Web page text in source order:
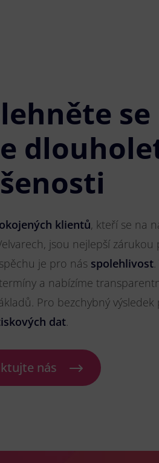
se
klientů, kteří se na
jsou nejlepší zárukou
je pro nás spolehlivost
a nabízíme
Pro bezchybný
dat.
nás